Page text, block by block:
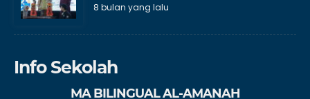
8 bulan yang lalu
Info Sekolah
MA BILINGUAL AL-AMANAH